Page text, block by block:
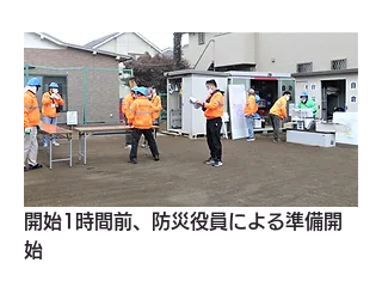
開始1時間前、防災役員による準備開
始